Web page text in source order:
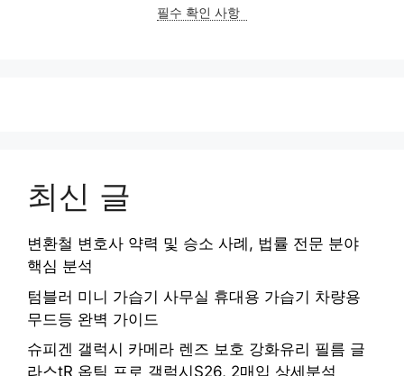
필수 확인 사항
최신 글
변환철 변호사 약력 및 승소 사례, 법률 전문 분야
핵심 분석
텀블러 미니 가습기 사무실 휴대용 가습기 차량용
무드등 완벽 가이드
슈피겐 갤럭시 카메라 렌즈 보호 강화유리 필름 글
라스tR 옵틱 프로 갤럭시S26, 2매입 상세분석